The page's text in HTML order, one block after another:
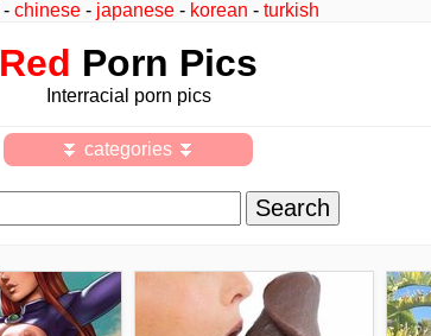
- chinese - japanese - korean - turkish
Red Porn Pics
Interracial porn pics
⏬ categories ⏬